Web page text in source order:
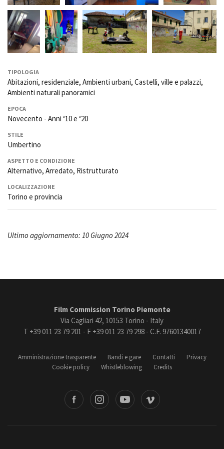
TIPOLOGIA
Abitazioni, residenziale, Ambienti urbani, Castelli, ville e palazzi,
Ambienti naturali panoramici
EPOCA
Novecento - Anni ‘10 e ‘20
STILE
Umbertino
ASPETTO E CONDIZIONE
Alternativo, Arredato, Ristrutturato
LOCALIZZAZIONE
Torino e provincia
Ultimo aggiornamento: 10 Giugno 2024
Film Commission Torino Piemonte
Via Cagliari 42, 10153 Torino - Italy
T +39 011 23 79 201 - F +39 011 23 79 298 - C.F. 97601340017
Amministrazione trasparente Bandi e gare Contatti
Privacy
Cookie policy
Whistleblowing Credits
Vimeo